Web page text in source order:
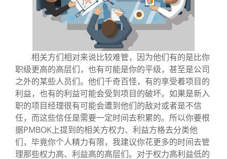
相关方们相对来说比较难管，因为他们有的是比你
职级更高的高层们，也有可能是你的平级，甚至是公司
之外的某些人员们。他们千奇百怪，有的享受着项目的
利益，也有的利益可能会受到项目的破坏。如果是新入
职的项目经理很有可能会遭到他们的敌对或者是不信
任，而这些信任是需要一定时间去积累的。所以你要根
据PMBOK上提到的相关方权力、利益方格去分类他
们，毕竟你个人精力有限，我建议你花更多的时间去管
理那些权力高、利益高的高层们。对于权力高利益低的